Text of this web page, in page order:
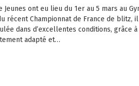
Jeunes ont eu lieu du 1er au 5 mars au
récent Championnat de France de blitz,
dans d’excellentes conditions, grâce
adapté et…